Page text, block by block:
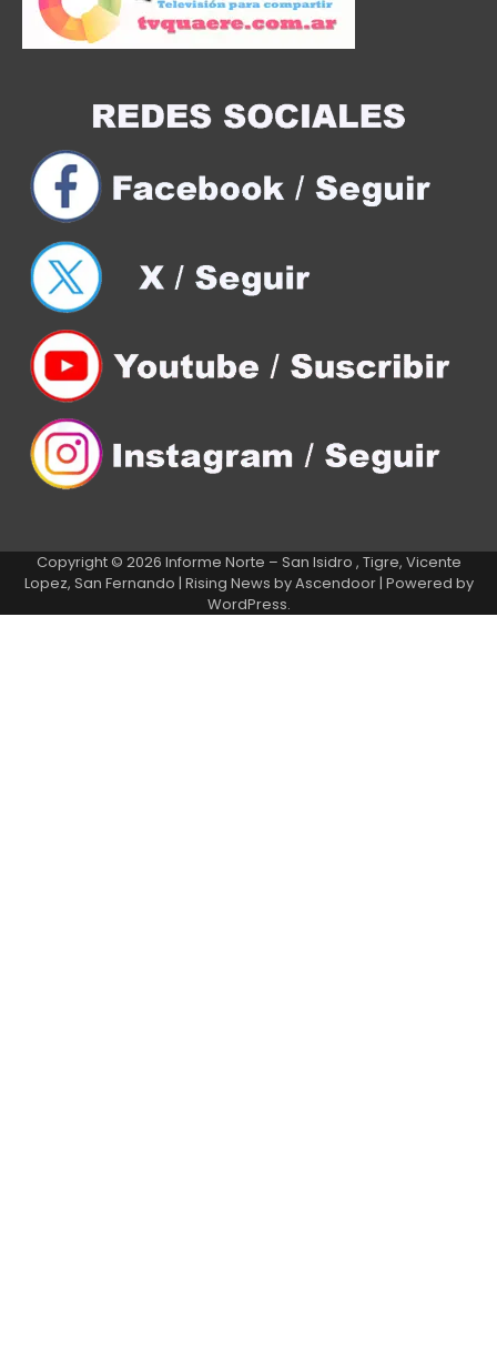
Copyright © 2026 Informe Norte – San Isidro , Tigre, Vicente
Lopez, San Fernando | Rising News byAscendoor| Powered by
WordPress.